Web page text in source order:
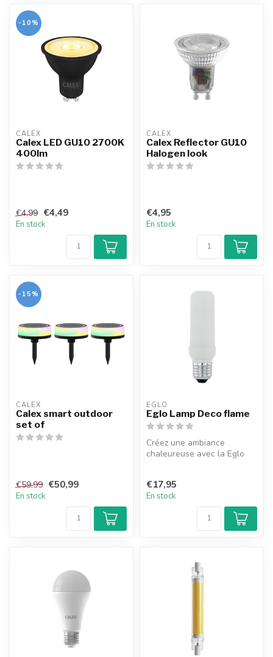
-10%
CALEX
Calex LED GU10 2700K
400lm
€4,99 €4,49
En stock
CALEX
Calex Reflector GU10
Halogen look
€4,95
En stock
-15%
CALEX
Calex smart outdoor
set of
€59,99 €50,99
En stock
EGLO
Eglo Lamp Deco flame
Créez une ambiance
chaleureuse avec la Eglo
€17,95
En stock